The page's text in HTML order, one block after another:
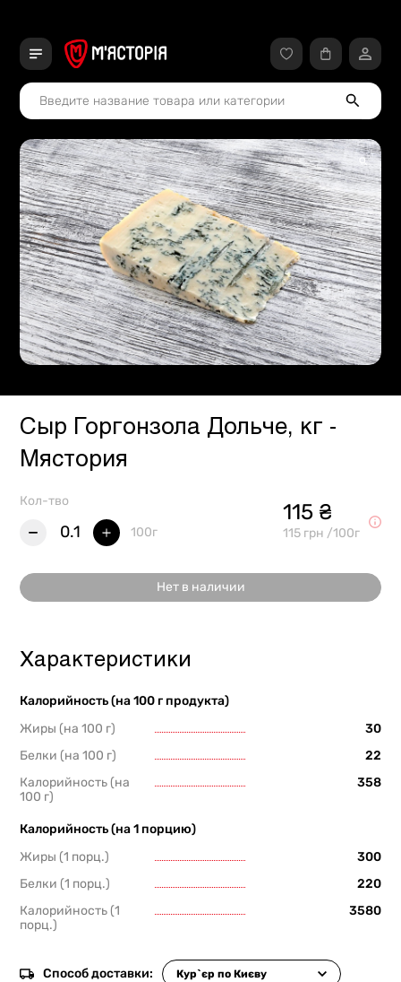
Сыр Горгонзола Дольче, кг -
Мястория
Кол-тво
0.1 100г
115 ₴
115 грн /100г
Нет в наличии
Характеристики
Калорийность (на 100 г продукта)
Жиры (на 100 г)
30
Белки (на 100 г)
22
Калорийность (на
100 г)
358
Калорийность (на 1 порцию)
Жиры (1 порц.)
300
Белки (1 порц.)
220
Калорийность (1
порц.)
3580
Способ доставки: